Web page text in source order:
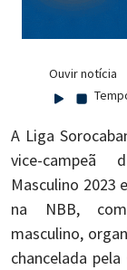
Ouvir notícia
A Liga
vice-campeã
Masculino 2023
na NBB,
masculino,
chancelada